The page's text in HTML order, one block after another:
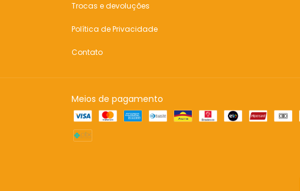
Trocas e devoluções
Política de Privacidade
Contato
Meios de pagamento